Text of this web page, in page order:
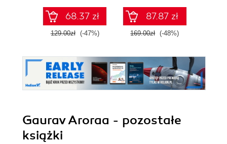
68.37 zł
129.00zł (-47%)
87.87 zł
169.00zł (-48%)
Gaurav Aroraa - pozostałe
książki